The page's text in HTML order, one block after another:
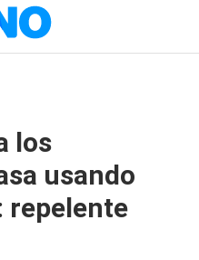
los
usando
repelente